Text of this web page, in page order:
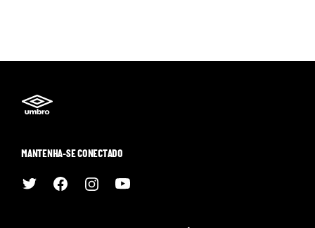
MANTENHA-SE CONECTADO